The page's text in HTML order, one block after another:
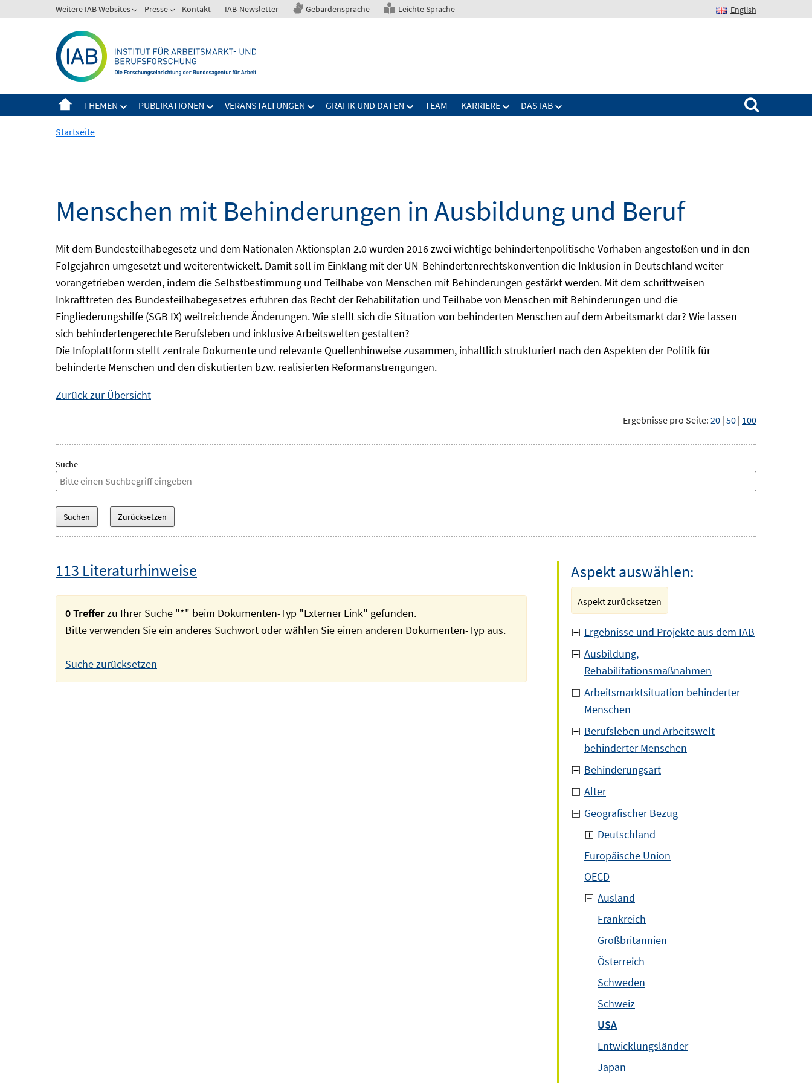
zum
Weitere IAB Websites Presse Kontakt IAB-Newsletter Gebärdensprache Leichte Sprache English
THEMEN PUBLIKATIONEN VERANSTALTUNGEN GRAFIK UND DATEN TEAM KARRIERE DAS IAB
Suchen nach:
Startseite
Menschen mit Behinderungen in Ausbildung und Beruf
Mit dem Bundesteilhabegesetz und dem Nationalen Aktionsplan 2.0 wurden 2016 zwei wichtige behindertenpolitische Vorhaben angestoßen und in den
Folgejahren umgesetzt und weiterentwickelt. Damit soll im Einklang mit der UN-Behindertenrechtskonvention die Inklusion in Deutschland weiter
vorangetrieben werden, indem die Selbstbestimmung und Teilhabe von Menschen mit Behinderungen gestärkt werden. Mit dem schrittweisen
Inkrafttreten des Bundesteilhabegesetzes erfuhren das Recht der Rehabilitation und Teilhabe von Menschen mit Behinderungen und die
Eingliederungshilfe (SGB IX) weitreichende Änderungen. Wie stellt sich die Situation von behinderten Menschen auf dem Arbeitsmarkt dar? Wie lassen
sich behindertengerechte Berufsleben und inklusive Arbeitswelten gestalten?
Die Infoplattform stellt zentrale Dokumente und relevante Quellenhinweise zusammen, inhaltlich strukturiert nach den Aspekten der Politik für
behinderte Menschen und den diskutierten bzw. realisierten Reformanstrengungen.
Zurück zur Übersicht
Ergebnisse pro Seite: 20 | 50 | 100
Suche
113 Literaturhinweise
0 Trefferzu Ihrer Suche "*" beim Dokumenten-Typ "Externer Link" gefunden.
Bitte verwenden Sie ein anderes Suchwort oder wählen Sie einen anderen Dokumenten-Typ aus.
Suche zurücksetzen
Aspekt auswählen:
Aspekt zurücksetzen
Ergebnisse und Projekte aus dem IAB
Ausbildung,
Rehabilitationsmaßnahmen
Arbeitsmarktsituation behinderter
Menschen
Berufsleben und Arbeitswelt
behinderter Menschen
Behinderungsart
Alter
Geografischer Bezug
Deutschland
Europäische Union
OECD
Ausland
Frankreich
Großbritannien
Österreich
Schweden
Schweiz
USA
Entwicklungsländer
Japan